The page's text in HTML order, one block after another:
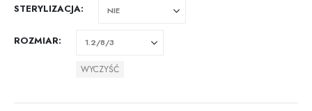
STERYLIZACJA
ROZMIAR
WYCZYŚĆ